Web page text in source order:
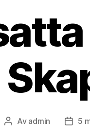
Inläggsförfattare
Av admin 5